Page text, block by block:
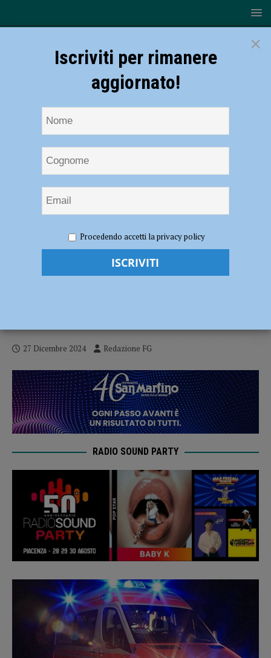
un fuoco in casa per scaldarsi, due persone gravemente intossicate a
Podenzano
Accendono un fuoco in casa per
27 Dicembre 2024 Redazione FG
RADIO SOUND PARTY
×
Iscriviti per rimanere
aggiornato!
Procedendo accetti la privacy policy